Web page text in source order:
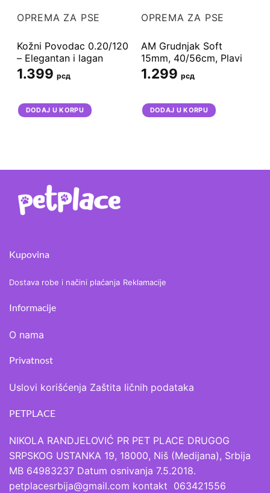
OPREMA ZA PSE
Kožni Povodac 0.20/120
– Elegantan i lagan
kožni povodac za male ,
srednje i velike pse
1.399 рсд
DODAJ U KORPU
OPREMA ZA PSE
AM Grudnjak Soft
15mm, 40/56cm, Plavi
(Model 78520-06) –
Udoban i stilski izbor za
1.299 рсд
DODAJ U KORPU
Kupovina
Dostava robe i načini plaćanja Reklamacije
Informacije
O nama
Privatnost
Uslovi korišćenja Zaštita ličnih podataka
PETPLACE
NIKOLA RANDJELOVIĆ PR PET PLACE DRUGOG
SRPSKOG USTANKA 19, 18000, Niš (Medijana), Srbija
MB 64983237 Datum osnivanja 7.5.2018.
petplacesrbija@gmail.com kontakt 063421556